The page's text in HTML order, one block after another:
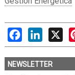
FacebookLinkedIn
X
NEWSLETTER